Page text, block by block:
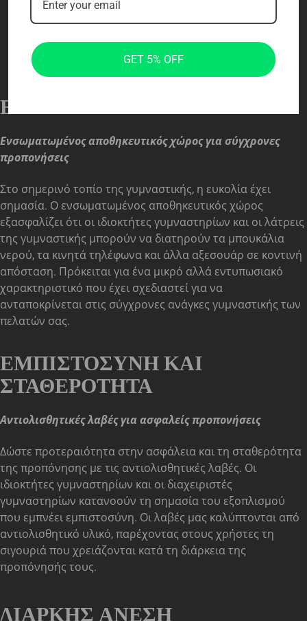
ΈΞΥΠΝΗ ΕΥΚΟΛΊΑ
Ενσωματωμένος αποθηκευτικός χώρος για σύγχρονες
προπονήσεις
Στο σημερινό τοπίο της γυμναστικής, η ευκολία έχει
σημασία. Ο ενσωματωμένος αποθηκευτικός χώρος
εξασφαλίζει ότι οι ιδιοκτήτες γυμναστηρίων και οι λάτρεις
της γυμναστικής μπορούν να διατηρούν τα μπουκάλια
νερού, τα κινητά τηλέφωνα και άλλα αξεσουάρ σε κοντινή
απόσταση. Πρόκειται για ένα μικρό αλλά εντυπωσιακό
χαρακτηριστικό που έχει σχεδιαστεί για να
ανταποκρίνεται στις σύγχρονες ανάγκες γυμναστικής των
πελατών σας.
ΕΜΠΙΣΤΟΣΎΝΗ ΚΑΙ
ΣΤΑΘΕΡΌΤΗΤΑ
Αντιολισθητικές λαβές για ασφαλείς προπονήσεις
Δώστε προτεραιότητα στην ασφάλεια και τη σταθερότητα
της προπόνησης με τις αντιολισθητικές λαβές. Οι
ιδιοκτήτες γυμναστηρίων και οι διαχειριστές
γυμναστηρίων κατανοούν τη σημασία του εξοπλισμού
που εμπνέει εμπιστοσύνη. Οι λαβές μας καλύπτονται από
αντιολισθητικό υλικό, παρέχοντας στους χρήστες τη
σιγουριά που χρειάζονται κατά τη διάρκεια της
προπόνησής τους.
ΔΙΑΡΚΉΣ ΆΝΕΣΗ
GET 5% OFF